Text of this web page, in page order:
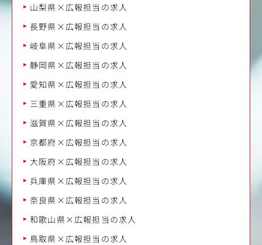
山梨県×広報担当の求人
長野県×広報担当の求人
岐阜県×広報担当の求人
静岡県×広報担当の求人
愛知県×広報担当の求人
三重県×広報担当の求人
滋賀県×広報担当の求人
京都府×広報担当の求人
大阪府×広報担当の求人
兵庫県×広報担当の求人
奈良県×広報担当の求人
和歌山県×広報担当の求人
鳥取県×広報担当の求人